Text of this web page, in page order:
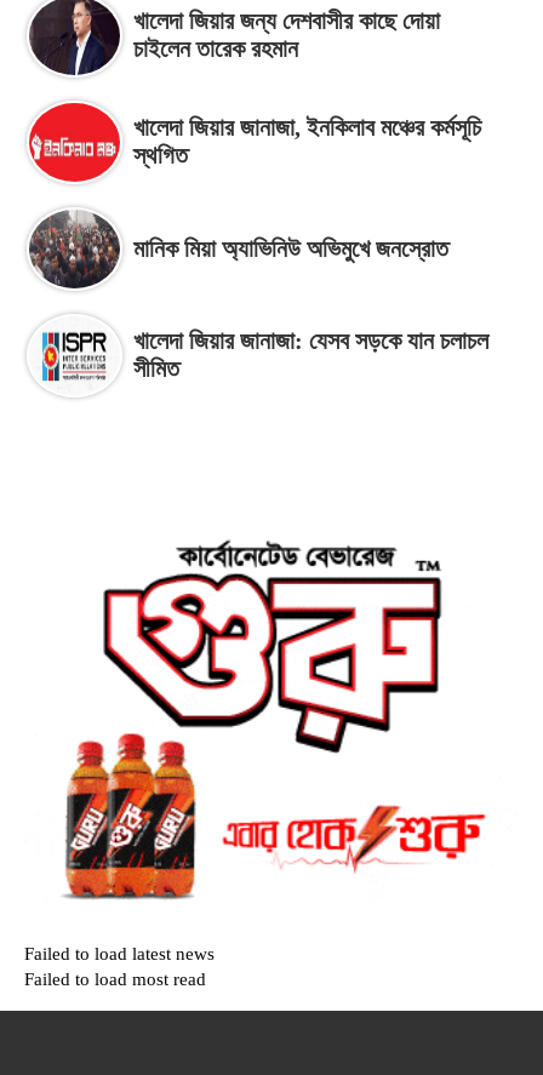
খালেদা জিয়ার জন্য দেশবাসীর কাছে দোয়া
চাইলেন তারেক রহমান
খালেদা জিয়ার জানাজা, ইনকিলাব মঞ্চের কর্মসূচি
স্থগিত
মানিক মিয়া অ্যাভিনিউ অভিমুখে জনস্রোত
খালেদা জিয়ার জানাজা: যেসব সড়কে যান চলাচল
সীমিত
Failed to load latest news
Failed to load most read